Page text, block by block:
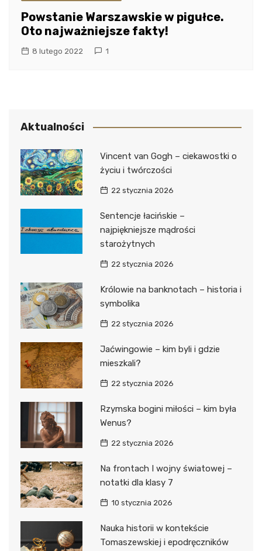
Powstanie Warszawskie w pigułce.
Oto najważniejsze fakty!
8 lutego 2022 1
Aktualności
Vincent van Gogh – ciekawostki o
życiu i twórczości
22 stycznia 2026
Sentencje łacińskie –
najpiękniejsze mądrości
starożytnych
22 stycznia 2026
Królowie na banknotach – historia i
symbolika
22 stycznia 2026
Jaćwingowie – kim byli i gdzie
mieszkali?
22 stycznia 2026
Rzymska bogini miłości – kim była
Wenus?
22 stycznia 2026
Na frontach I wojny światowej –
notatki dla klasy 7
10 stycznia 2026
Nauka historii w kontekście
Tomaszewskiej i epodręczników